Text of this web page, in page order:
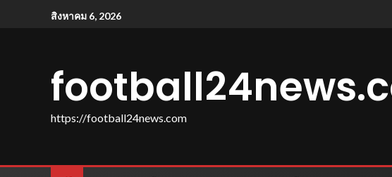
สิงหาคม 6, 2026
https://football24news.com